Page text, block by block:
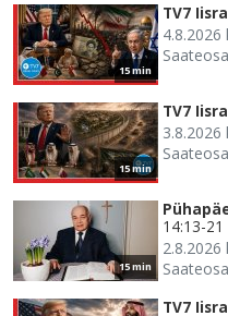
15 min
TV7
4.8.2026
15 min
TV7
3.8.2026
15 min
14:13-21
2.8.2026
TV7